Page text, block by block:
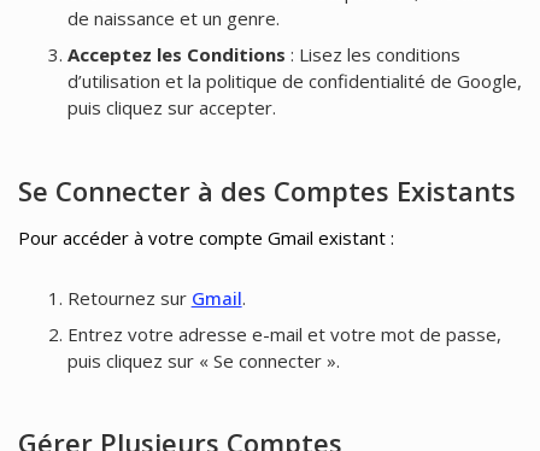
de naissance et un genre.
Acceptez les Conditions : Lisez les conditions
d’utilisation et la politique de confidentialité de Google,
puis cliquez sur accepter.
Se Connecter à des Comptes Existants
Pour accéder à votre compte Gmail existant :
Retournez sur Gmail.
Entrez votre adresse e-mail et votre mot de passe,
puis cliquez sur « Se connecter ».
Gérer Plusieurs Comptes